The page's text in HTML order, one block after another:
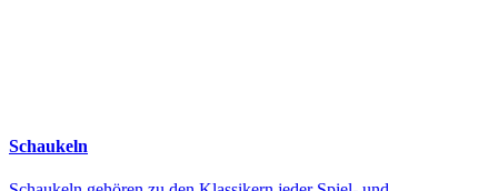
Schaukeln